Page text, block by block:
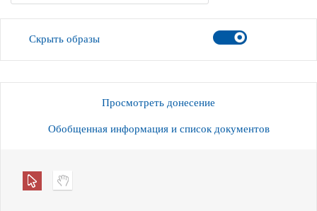
Скрыть образы
Просмотреть донесение
Обобщенная информация и список документов